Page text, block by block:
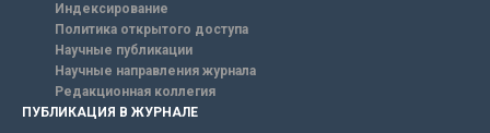
Индексирование
Политика открытого доступа
Научные публикации
Научные направления журнала
Редакционная коллегия
ПУБЛИКАЦИЯ В ЖУРНАЛЕ